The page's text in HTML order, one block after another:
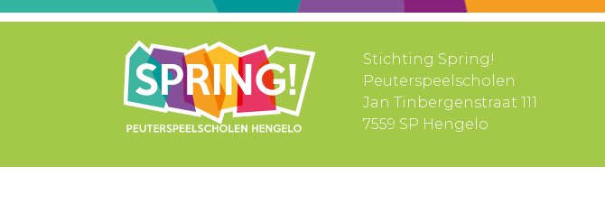
Stichting Spring!
Peuterspeelscholen
Jan Tinbergenstraat 111
7559 SP Hengelo